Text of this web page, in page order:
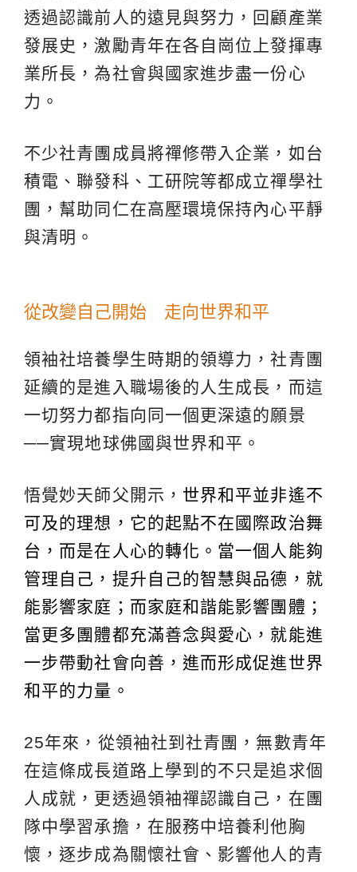
透過認識前人的遠見與努力，回顧產業
發展史，激勵青年在各自崗位上發揮專
業所長，為社會與國家進步盡一份心
力。
不少社青團成員將禪修帶入企業，如台
積電、聯發科、工研院等都成立禪學社
團，幫助同仁在高壓環境保持內心平靜
與清明。
從改變自己開始 走向世界和平
領袖社培養學生時期的領導力，社青團
延續的是進入職場後的人生成長，而這
一切努力都指向同一個更深遠的願景
──實現地球佛國與世界和平。
悟覺妙天師父開示， 世界和平並非遙不
可及的理想，它的起點不在國際政治舞
台，而是在人心的轉化。當一個人能夠
管理自己，提升自己的智慧與品德，就
能影響家庭；而家庭和諧能影響團體；
當更多團體都充滿善念與愛心，就能進
一步帶動社會向善，進而形成促進世界
和平的力量。
25年來，從領袖社到社青團，無數青年
在這條成長道路上學到的不只是追求個
人成就，更透過領袖禪認識自己，在團
隊中學習承擔，在服務中培養利他胸
懷，逐步成為關懷社會、影響他人的青